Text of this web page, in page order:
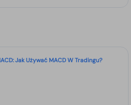
Jak Używać MACD W Tradingu?